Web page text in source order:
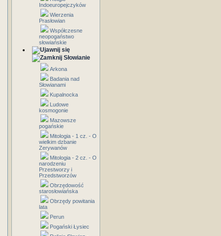
Indoeuropejczyków
Wierzenia
Prasłowian
Współczesne
neopogaństwo
słowiańskie
Słowianie
Arkona
Badania nad
Słowianami
Kupalnocka
Ludowe
kosmogonie
Mazowsze
pogańskie
Mitologia - 1 cz. - O
wielkim dzbanie
Zerywanów
Mitologia - 2 cz. - O
narodzeniu
Przestworzy i
Przedstworzów
Obrzędowość
starosłowiańska
Obrzędy powitania
lata
Perun
Pogański Łysiec